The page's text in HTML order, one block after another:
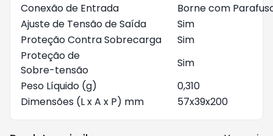
Conexão de Entrada
Borne com
Ajuste de Tensão de Saída
Sim
Proteção Contra Sobrecarga
Sim
Proteção de
Sobre-tensão
Sim
Peso Líquido (g)
0,310
Dimensões (L x A x P) mm
57x39x200